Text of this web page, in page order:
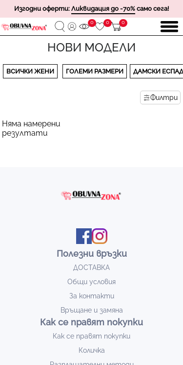
Изгодни оферти: Ликвидация до -70% само сега!
0 0 0
НОВИ МОДЕЛИ
ВСИЧКИ ЖЕНИ ГОЛЕМИ РАЗМЕРИ ДАМСКИ
Филтри
Няма намерени
резултати
Полезни връзки
ДОСТАВКА
Общи условия
За контакти
Връщане и замяна
Как се правят покупки
Как се правят покупки
Количка